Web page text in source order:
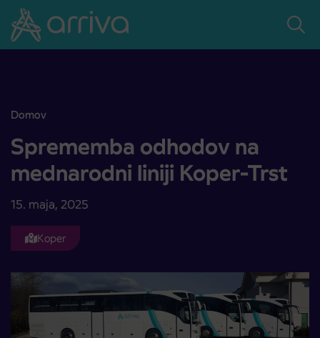
Skoči na vsebino
Domov
Sprememba odhodov na mednarodni liniji Koper-Trst
Sprememba odhodov na
mednarodni liniji Koper-Trst
15. maja, 2025
Koper